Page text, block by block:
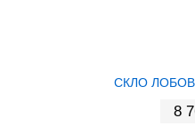
СКЛО
8